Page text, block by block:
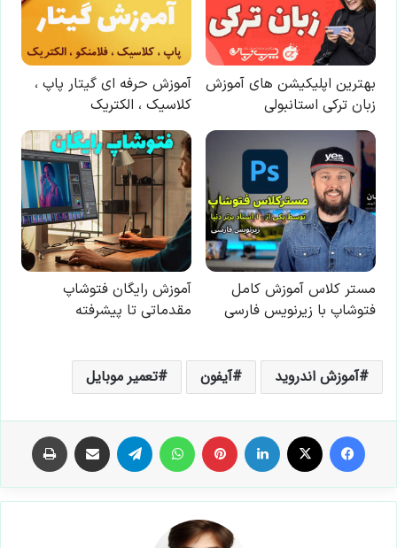
آموزش اندروید آیفون تعمیر موبایل
فیس بوک لینکدین ‫پین‌ترست تلگرام اشتراک گذاری از طریق ایمیل